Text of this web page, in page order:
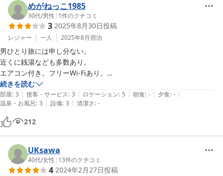
めがねっこ1985
30代/男性 | 1件のクチコミ
3 2025年8月30日投稿
レジャー 一人 2025年8月宿泊
男ひとり旅には申し分ない。
近くに銭湯なども多数あり。
エアコン付き。フリーWi-Fiあり。
冷蔵庫はスイッチを入れないと稼働しない。
シャワールーム、トイレは共同先着順番待ち。
続きを読む
部屋: 3 | 接客・サービス: 3 | ロケーション: 5 | 朝食: - | 夕食: - |
温泉・お風呂: 3 | 設備: 3 | 清潔さ: -
212
UKsawa
40代/女性 | 13件のクチコミ
4 2024年2月27日投稿